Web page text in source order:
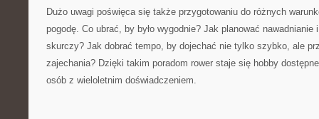
Dużo uwagi poświęca się także przygotowaniu do różnych
pogodę. Co ubrać, by było wygodnie? Jak planować
skurczy? Jak dobrać tempo, by dojechać nie tylko szybko, ale
zajechania? Dzięki takim poradom rower staje się hobby
osób z wieloletnim doświadczeniem.